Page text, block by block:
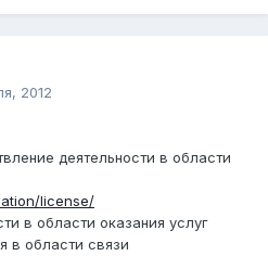
2012
деятельности в области
license/
в области оказания услуг
в области связи